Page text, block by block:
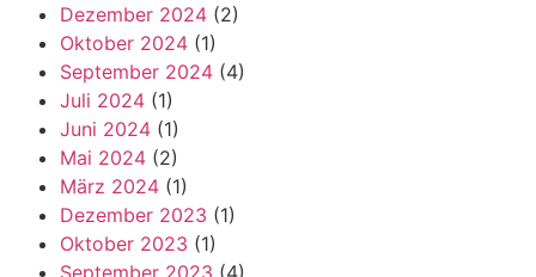
Dezember 2024 (2)
Oktober 2024 (1)
September 2024 (4)
Juli 2024 (1)
Juni 2024 (1)
Mai 2024 (2)
März 2024 (1)
Dezember 2023 (1)
Oktober 2023 (1)